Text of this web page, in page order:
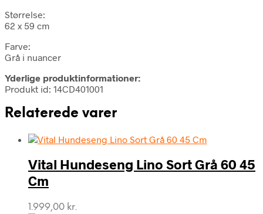
Størrelse:
62 x 59 cm
Farve:
Grå i nuancer
Yderlige produktinformationer:
Produkt id: 14CD401001
Relaterede varer
Vital Hundeseng Lino Sort Grå 60 45
Cm
1.999,00 kr.